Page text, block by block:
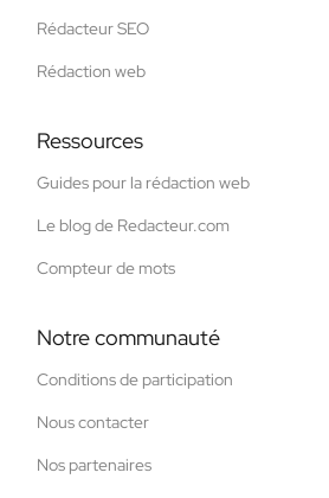
Rédacteur SEO
Rédaction web
Ressources
Guides pour la rédaction web
Le blog de Redacteur.com
Compteur de mots
Notre communauté
Conditions de participation
Nous contacter
Nos partenaires